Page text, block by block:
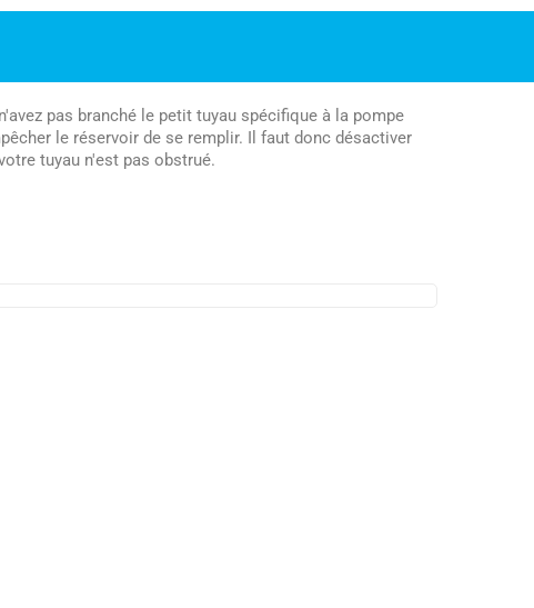
pas branché le petit tuyau spécifique à la pompe
le réservoir de se remplir. Il faut donc désactiver
tuyau n'est pas obstrué.